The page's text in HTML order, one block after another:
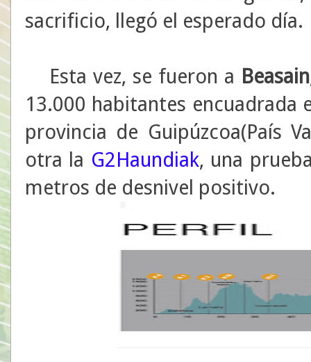
sacrificio, llegó el esperado día.
Esta vez, se fueron a Beasain
13.000 habitantes encuadrada
provincia de Guipúzcoa(País
otra la G2Haundiak, una
metros de desnivel positivo.